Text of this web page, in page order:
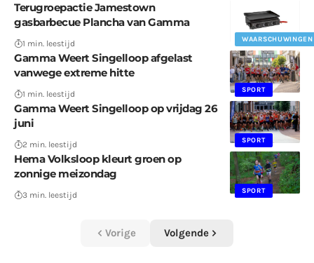
WAARSCHUWINGEN
Terugroepactie Jamestown
gasbarbecue Plancha van Gamma
1 min. leestijd
SPORT
Gamma Weert Singelloop afgelast
vanwege extreme hitte
1 min. leestijd
SPORT
Gamma Weert Singelloop op vrijdag 26
juni
2 min. leestijd
SPORT
Hema Volksloop kleurt groen op
zonnige meizondag
3 min. leestijd
Vorige Volgende